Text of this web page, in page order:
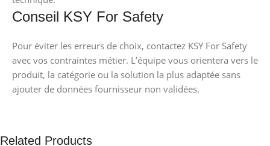
Conseil KSY For Safety
Pour éviter les erreurs de choix, contactez KSY For Safety
avec vos contraintes métier. L’équipe vous orientera vers le
produit, la catégorie ou la solution la plus adaptée sans
ajouter de données fournisseur non validées.
Related Products